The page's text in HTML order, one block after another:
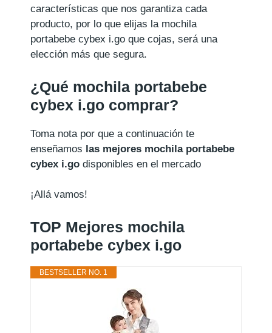
características que nos garantiza cada
producto, por lo que elijas la mochila
portabebe cybex i.go que cojas, será una
elección más que segura.
¿Qué mochila portabebe
cybex i.go comprar?
Toma nota por que a continuación te
enseñamos las mejores mochila portabebe
cybex i.go disponibles en el mercado
¡Allá vamos!
TOP Mejores mochila
portabebe cybex i.go
BESTSELLER NO. 1